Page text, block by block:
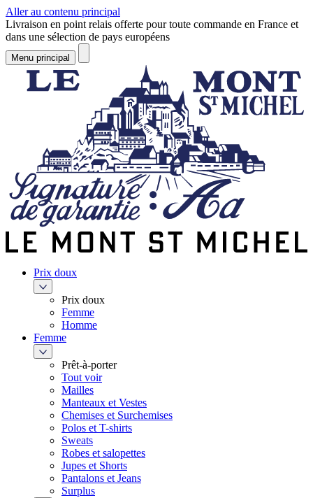
Aller au contenu principal
Livraison en point relais offerte pour toute commande en France et
dans une sélection de pays européens
Menu principal
Prix doux
Prix doux
Femme
Homme
Femme
Prêt-à-porter
Tout voir
Mailles
Manteaux et Vestes
Chemises et Surchemises
Polos et T-shirts
Sweats
Robes et salopettes
Jupes et Shorts
Pantalons et Jeans
Surplus